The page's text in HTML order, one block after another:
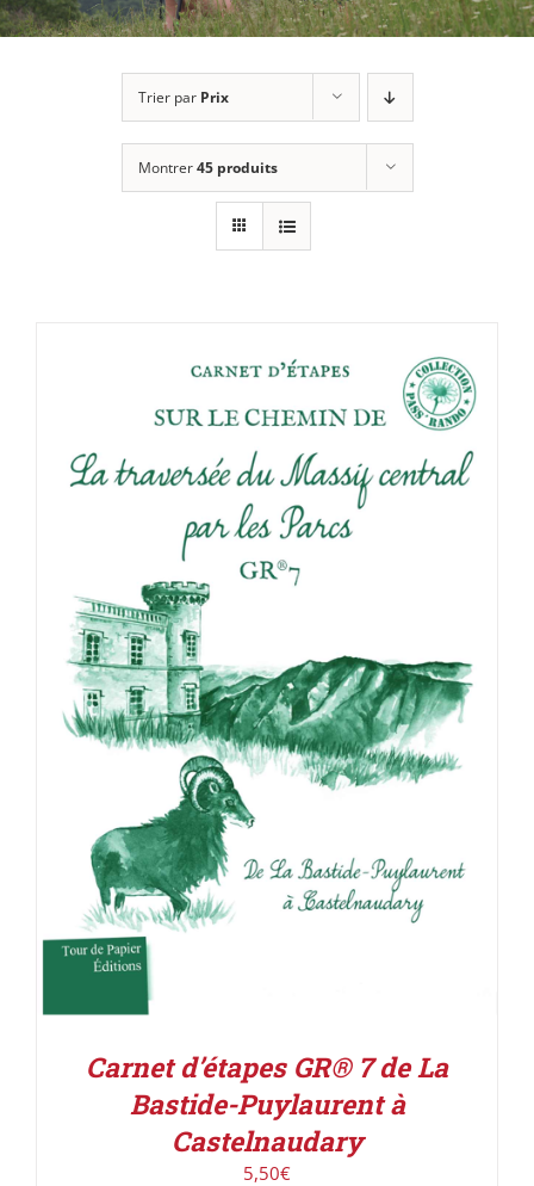
Trier par Prix
Montrer45 produits
ACHETER LE PRODUIT / DÉTAILS
Carnet d’étapes GR® 7 de La
Bastide-Puylaurent à
Castelnaudary
5,50€